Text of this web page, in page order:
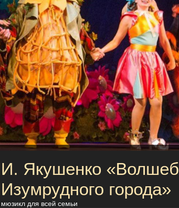
И. Якушенко
Изумрудного города»
мюзикл для всей семьи